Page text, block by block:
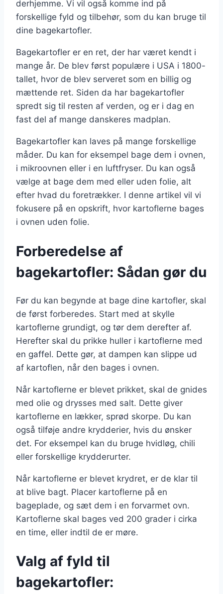
derhjemme. Vi vil også komme ind på
forskellige fyld og tilbehør, som du kan bruge til
dine bagekartofler.
Bagekartofler er en ret, der har været kendt i
mange år. De blev først populære i USA i 1800-
tallet, hvor de blev serveret som en billig og
mættende ret. Siden da har bagekartofler
spredt sig til resten af verden, og er i dag en
fast del af mange danskeres madplan.
Bagekartofler kan laves på mange forskellige
måder. Du kan for eksempel bage dem i ovnen,
i mikroovnen eller i en luftfryser. Du kan også
vælge at bage dem med eller uden folie, alt
efter hvad du foretrækker. I denne artikel vil vi
fokusere på en opskrift, hvor kartoflerne bages
i ovnen uden folie.
Forberedelse af
bagekartofler: Sådan gør du
Før du kan begynde at bage dine kartofler, skal
de først forberedes. Start med at skylle
kartoflerne grundigt, og tør dem derefter af.
Herefter skal du prikke huller i kartoflerne med
en gaffel. Dette gør, at dampen kan slippe ud
af kartoflen, når den bages i ovnen.
Når kartoflerne er blevet prikket, skal de gnides
med olie og drysses med salt. Dette giver
kartoflerne en lækker, sprød skorpe. Du kan
også tilføje andre krydderier, hvis du ønsker
det. For eksempel kan du bruge hvidløg, chili
eller forskellige krydderurter.
Når kartoflerne er blevet krydret, er de klar til
at blive bagt. Placer kartoflerne på en
bageplade, og sæt dem i en forvarmet ovn.
Kartoflerne skal bages ved 200 grader i cirka
en time, eller indtil de er møre.
Valg af fyld til
bagekartofler: